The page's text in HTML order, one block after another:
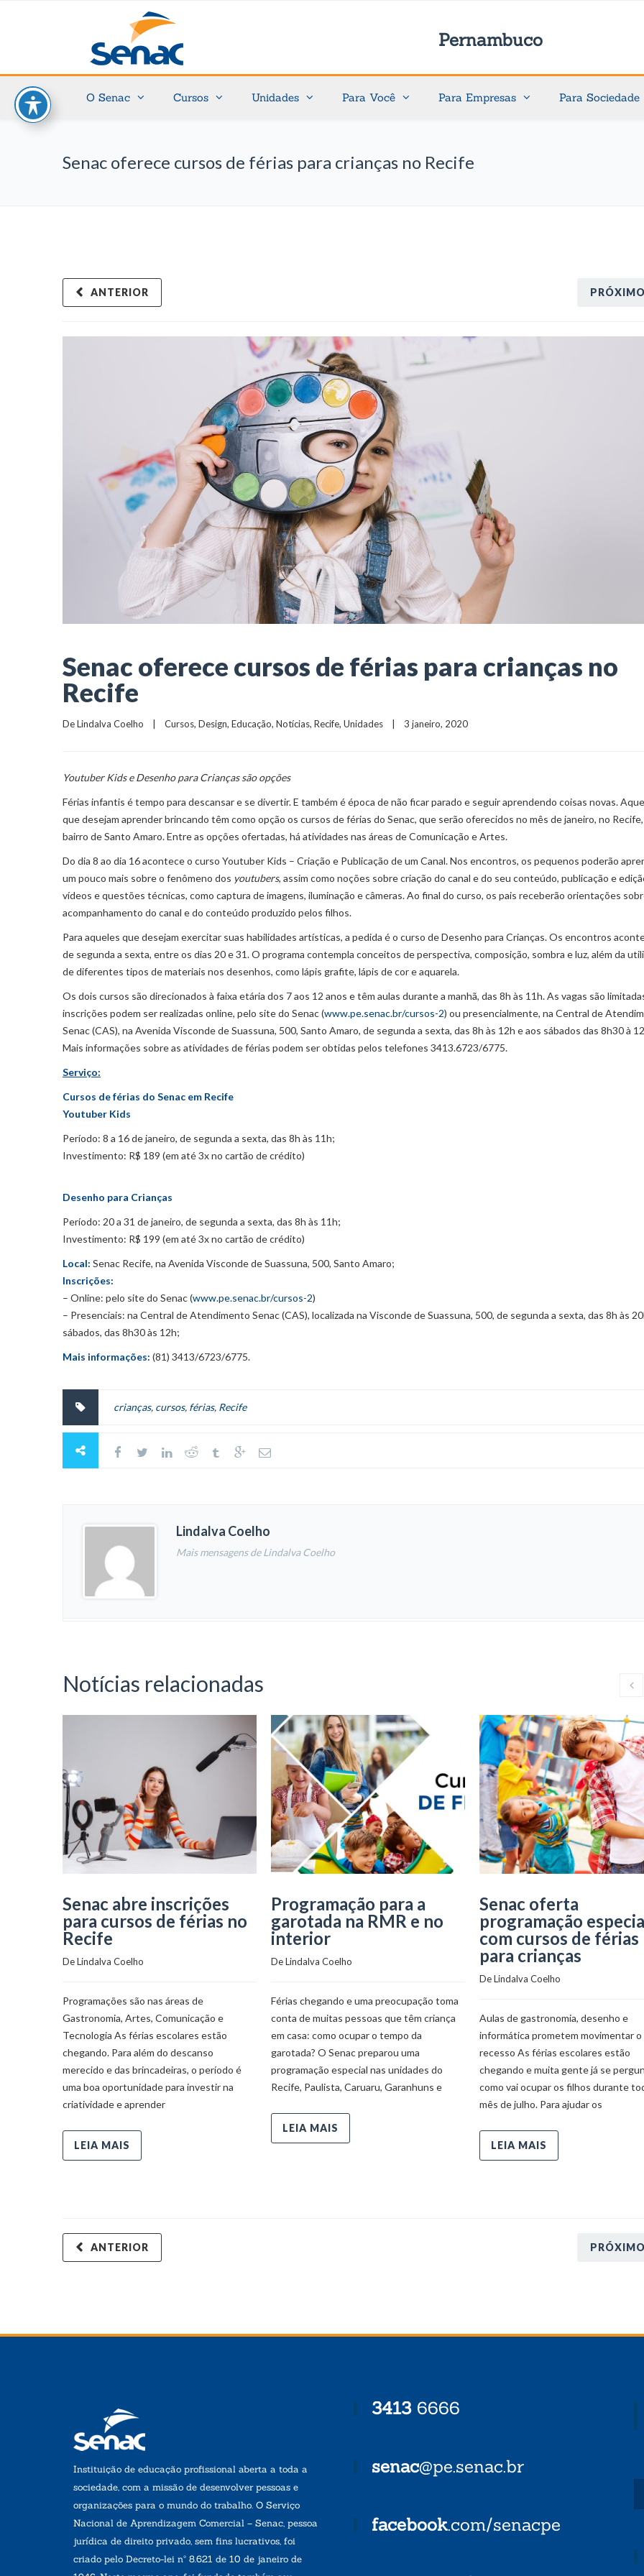
Pernambuco
O Senac Cursos Unidades Para Você Para Empresas Para Sociedade
Senac oferece cursos de férias para crianças no Recife
ANTERIOR
Senac oferece cursos de férias para crianças no
Recife
De Lindalva Coelho Cursos, Design, Educação, Notícias, Recife, Unidades
    |    3 janeiro, 2020
Youtuber Kids e Desenho para Crianças são opções
Férias infantis é tempo para descansar e se divertir. E também é época de não ficar parado e seguir aprendendo coisas novas.
que desejam aprender brincando têm como opção os cursos de férias do Senac, que serão oferecidos no mês de janeiro, no
bairro de Santo Amaro. Entre as opções ofertadas, há atividades nas áreas de Comunicação e Artes.
Do dia 8 ao dia 16 acontece o curso Youtuber Kids – Criação e Publicação de um Canal. Nos encontros, os pequenos poderão
um pouco mais sobre o fenômeno dos youtubers, assim como noções sobre criação do canal e do seu conteúdo, publicação e
vídeos e questões técnicas, como captura de imagens, iluminação e câmeras. Ao final do curso, os pais receberão orientações
acompanhamento do canal e do conteúdo produzido pelos filhos.
Para aqueles que desejam exercitar suas habilidades artísticas, a pedida é o curso de Desenho para Crianças. Os encontros
de segunda a sexta, entre os dias 20 e 31. O programa contempla conceitos de perspectiva, composição, sombra e luz, além da
de diferentes tipos de materiais nos desenhos, como lápis grafite, lápis de cor e aquarela.
Os dois cursos são direcionados à faixa etária dos 7 aos 12 anos e têm aulas durante a manhã, das 8h às 11h. As vagas são
inscrições podem ser realizadas online, pelo site do Senac (www.pe.senac.br/cursos-2) ou presencialmente, na Central de
Senac (CAS), na Avenida Visconde de Suassuna, 500, Santo Amaro, de segunda a sexta, das 8h às 12h e aos sábados das 8h30 à
Mais informações sobre as atividades de férias podem ser obtidas pelos telefones 3413.6723/6775.
Serviço:
Cursos de férias do Senac em Recife
Youtuber Kids
Período: 8 a 16 de janeiro, de segunda a sexta, das 8h às 11h;
Investimento: R$ 189 (em até 3x no cartão de crédito)
Desenho para Crianças
Período: 20 a 31 de janeiro, de segunda a sexta, das 8h às 11h;
Investimento: R$ 199 (em até 3x no cartão de crédito)
Local: Senac Recife, na Avenida Visconde de Suassuna, 500, Santo Amaro;
Inscrições:
– Online: pelo site do Senac (www.pe.senac.br/cursos-2)
– Presenciais: na Central de Atendimento Senac (CAS), localizada na Visconde de Suassuna, 500, de segunda a sexta, das 8h às
sábados, das 8h30 às 12h;
Mais informações: (81) 3413/6723/6775.
crianças, cursos, férias, Recife
Lindalva Coelho
Mais mensagens de Lindalva Coelho
Notícias relacionadas
Senac abre inscrições
para cursos de férias no
Recife
De Lindalva Coelho
Programações são nas áreas de
Gastronomia, Artes, Comunicação e
Tecnologia As férias escolares estão
chegando. Para além do descanso
merecido e das brincadeiras, o período é
uma boa oportunidade para investir na
criatividade e aprender
LEIA MAIS
Programação para a
garotada na RMR e no
interior
De Lindalva Coelho
Férias chegando e uma preocupação toma
conta de muitas pessoas que têm criança
em casa: como ocupar o tempo da
garotada? O Senac preparou uma
programação especial nas unidades do
Recife, Paulista, Caruaru, Garanhuns e
LEIA MAIS
Senac oferta
programação
com cursos de férias
para crianças
De Lindalva Coelho
Aulas de gastronomia, desenho e
informática prometem movimentar o
recesso As férias escolares estão
chegando e muita gente já se
como vai ocupar os filhos durante
mês de julho. Para ajudar os
LEIA MAIS
ANTERIOR
Instituição de educação profissional aberta a toda a
sociedade, com a missão de desenvolver pessoas e
organizações para o mundo do trabalho. O Serviço
Nacional de Aprendizagem Comercial – Senac, pessoa
jurídica de direito privado, sem fins lucrativos, foi
criado pelo Decreto-lei nº 8.621 de 10 de janeiro de
34136666
senac@pe.senac.br
facebook.com/senacpe